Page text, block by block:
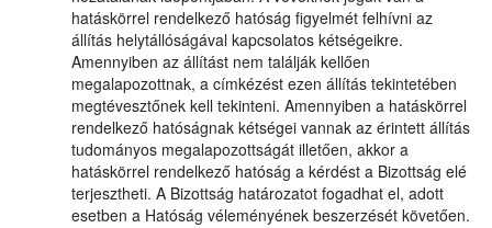
hatáskörrel rendelkező hatóság figyelmét felhívni az
állítás helytállóságával kapcsolatos kétségeikre.
Amennyiben az állítást nem találják kellően
megalapozottnak, a címkézést ezen állítás tekintetében
megtévesztőnek kell tekinteni. Amennyiben a hatáskörrel
rendelkező hatóságnak kétségei vannak az érintett állítás
tudományos megalapozottságát illetően, akkor a
hatáskörrel rendelkező hatóság a kérdést a Bizottság elé
terjesztheti. A Bizottság határozatot fogadhat el, adott
esetben a Hatóság véleményének beszerzését követően.